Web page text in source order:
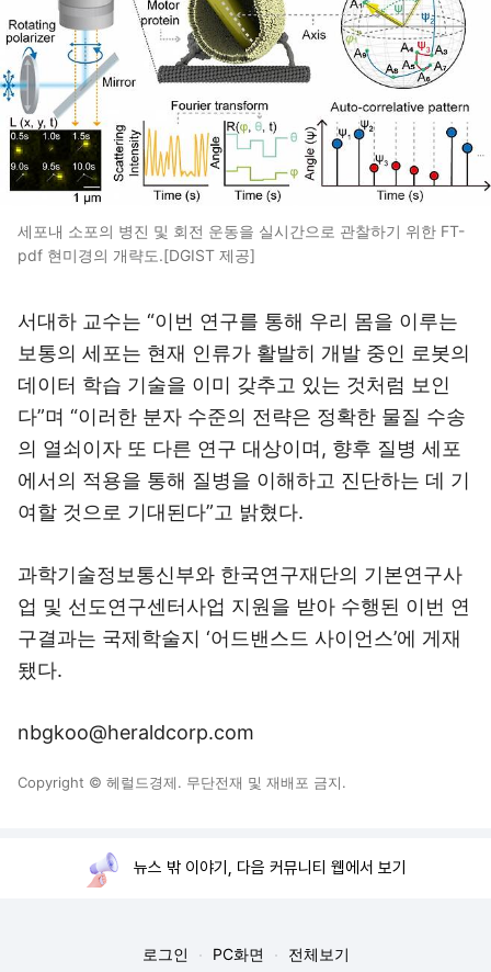
세포내 소포의 병진 및 회전 운동을 실시간으로 관찰하기 위한 FT-
pdf 현미경의 개략도.[DGIST 제공]
서대하 교수는 “이번 연구를 통해 우리 몸을 이루는
보통의 세포는 현재 인류가 활발히 개발 중인 로봇의
데이터 학습 기술을 이미 갖추고 있는 것처럼 보인
다”며 “이러한 분자 수준의 전략은 정확한 물질 수송
의 열쇠이자 또 다른 연구 대상이며, 향후 질병 세포
에서의 적용을 통해 질병을 이해하고 진단하는 데 기
여할 것으로 기대된다”고 밝혔다.
과학기술정보통신부와 한국연구재단의 기본연구사
업 및 선도연구센터사업 지원을 받아 수행된 이번 연
구결과는 국제학술지 ‘어드밴스드 사이언스’에 게재
됐다.
nbgkoo@heraldcorp.com
Copyright © 헤럴드경제. 무단전재 및 재배포 금지.
뉴스 밖 이야기, 다음 커뮤니티 웹에서 보기
로그인 PC화면 전체보기